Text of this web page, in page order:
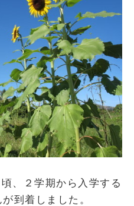
、２学期から入学する
到着しました。